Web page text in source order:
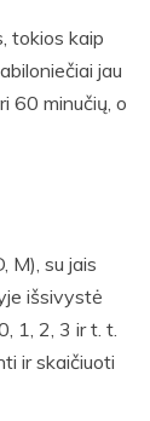
tokios kaip
jau
60 minučių, o
M), su jais
išsivystė
1, 2, 3 ir t. t.
ir skaičiuoti